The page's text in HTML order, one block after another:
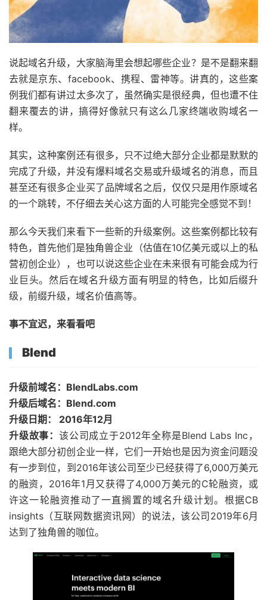
说起域名升级，大家脑海里会想起哪些企业？是不是翻来翻
去就是京东、facebook、携程、雷神等。讲真的，这些案
例我们都有讲过太多次了，虽然确实是很经典，但也遭不住
翻来覆去的讲，搞得好像就只有这么几家终端收购域名一
样。
其实，这种案例还有很多，只不过绝大部分企业都是默默的
完成了升级，并没有爆料域名交易或升级域名的消息，而且
甚至还有很多企业买了品牌域名之后，仅仅只是用作原域名
的一个跳转，不仔细去关心这方面的人可能完全感觉不到！
那么今天我们来看下一些新的升级案例。这些案例都比较有
特色，首先他们是独角兽企业（估值在10亿美元或以上的私
营初创企业），也可以说这些企业在未来很有可能会成为行
业巨头。然后在域名升级方面有明显的特色，比如后缀升
级，前缀升级，域名价值高等。
事不宜迟，来看看吧
Blend
升级前域名：BlendLabs.com
升级后域名：Blend.com
升级日期： 2016年12月
升级故事： 该公司成立于2012年全称是Blend Labs Inc，
跟绝大部分初创企业一样，它们一开始也是因为资金问题没
有一步到位，到2016年该公司至少已经获得了6,000万美元
的融资，2016年1月又获得了4,000万美元的C轮融资，或
许这一轮融资推动了一直搁置的域名升级计划。根据CB
insights（互联网数据资讯网）的说法，该公司2019年6月
达到了独角兽的咖位。